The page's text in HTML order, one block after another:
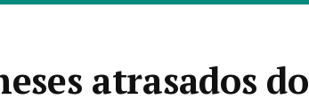
atrasados do